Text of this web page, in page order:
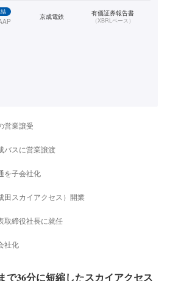
京成電鉄 有価証券報告書
（XBRLベース）
営業譲受
バスに営業譲渡
を子会社化
田スカイアクセス）開業
取締役社長に就任
社化
で36分に短縮したスカイアクセス